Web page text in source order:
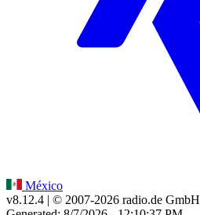
México
v8.12.4 | © 2007-2026 radio.de GmbH